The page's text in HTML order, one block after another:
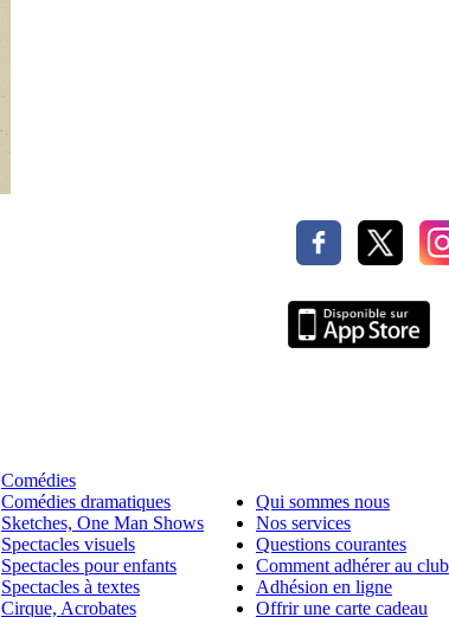
Comédies
Comédies dramatiques
Sketches, One Man Shows
Spectacles visuels
Spectacles pour enfants
Spectacles à textes
Cirque, Acrobates
Qui sommes nous
Nos services
Questions courantes
Comment adhérer au club
Adhésion en ligne
Offrir une carte cadeau